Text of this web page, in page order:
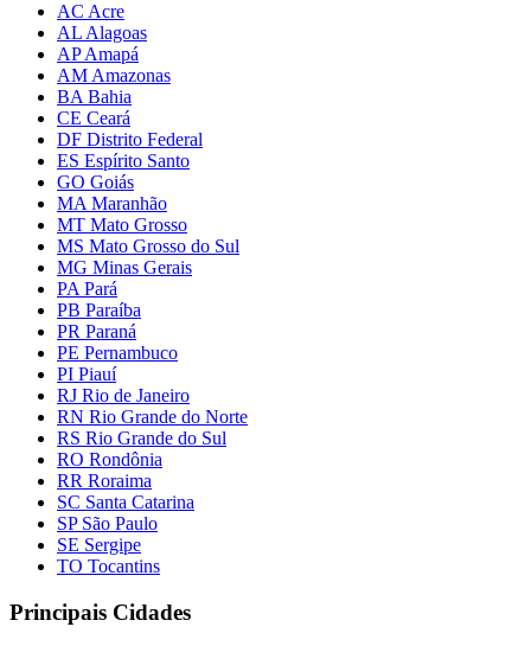
AC Acre
AL Alagoas
AP Amapá
AM Amazonas
BA Bahia
CE Ceará
DF Distrito Federal
ES Espírito Santo
GO Goiás
MA Maranhão
MT Mato Grosso
MS Mato Grosso do Sul
MG Minas Gerais
PA Pará
PB Paraíba
PR Paraná
PE Pernambuco
PI Piauí
RJ Rio de Janeiro
RN Rio Grande do Norte
RS Rio Grande do Sul
RO Rondônia
RR Roraima
SC Santa Catarina
SP São Paulo
SE Sergipe
TO Tocantins
Principais Cidades